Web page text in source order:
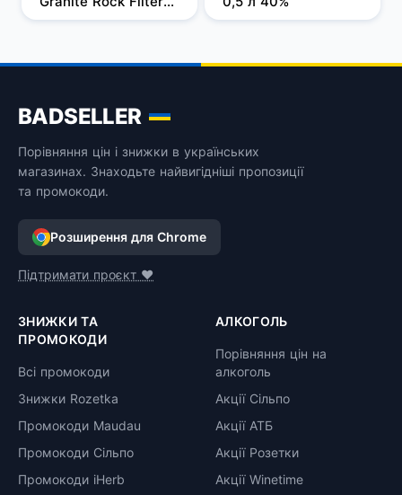
1 л, 37,5%
BADSELLER
Порівняння цін і знижки в українських
магазинах. Знаходьте найвигідніші пропозиції
та промокоди.
Розширення для Chrome
Підтримати проєкт ❤️
ЗНИЖКИ ТА
ПРОМОКОДИ
Всі промокоди
Знижки Rozetka
Промокоди Maudau
Промокоди Сільпо
Промокоди iHerb
АЛКОГОЛЬ
Порівняння цін на
алкоголь
Акції Сільпо
Акції АТБ
Акції Розетки
Акції Winetime